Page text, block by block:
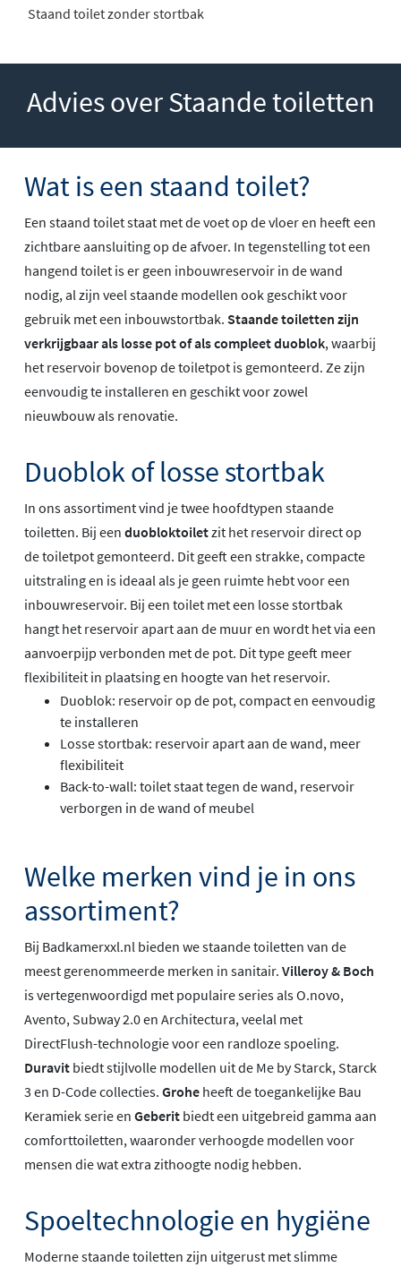
Staand toilet zonder stortbak
Advies over Staande toiletten
Wat is een staand toilet?
Een staand toilet staat met de voet op de vloer en heeft een
zichtbare aansluiting op de afvoer. In tegenstelling tot een
hangend toilet is er geen inbouwreservoir in de wand
nodig, al zijn veel staande modellen ook geschikt voor
gebruik met een inbouwstortbak. Staande toiletten zijn
verkrijgbaar als losse pot of als compleet duoblok, waarbij
het reservoir bovenop de toiletpot is gemonteerd. Ze zijn
eenvoudig te installeren en geschikt voor zowel
nieuwbouw als renovatie.
Duoblok of losse stortbak
In ons assortiment vind je twee hoofdtypen staande
toiletten. Bij een duobloktoiletzit het reservoir direct op
de toiletpot gemonteerd. Dit geeft een strakke, compacte
uitstraling en is ideaal als je geen ruimte hebt voor een
inbouwreservoir. Bij een toilet met een losse stortbak
hangt het reservoir apart aan de muur en wordt het via een
aanvoerpijp verbonden met de pot. Dit type geeft meer
flexibiliteit in plaatsing en hoogte van het reservoir.
Duoblok: reservoir op de pot, compact en eenvoudig
te installeren
Losse stortbak: reservoir apart aan de wand, meer
flexibiliteit
Back-to-wall: toilet staat tegen de wand, reservoir
verborgen in de wand of meubel
Welke merken vind je in ons
assortiment?
Bij Badkamerxxl.nl bieden we staande toiletten van de
meest gerenommeerde merken in sanitair. Villeroy & Boch
is vertegenwoordigd met populaire series als O.novo,
Avento, Subway 2.0 en Architectura, veelal met
DirectFlush-technologie voor een randloze spoeling.
Duravit biedt stijlvolle modellen uit de Me by Starck, Starck
3 en D-Code collecties. Grohe heeft de toegankelijke Bau
Keramiek serie en Geberit biedt een uitgebreid gamma aan
comforttoiletten, waaronder verhoogde modellen voor
mensen die wat extra zithoogte nodig hebben.
Spoeltechnologie en hygiëne
Moderne staande toiletten zijn uitgerust met slimme